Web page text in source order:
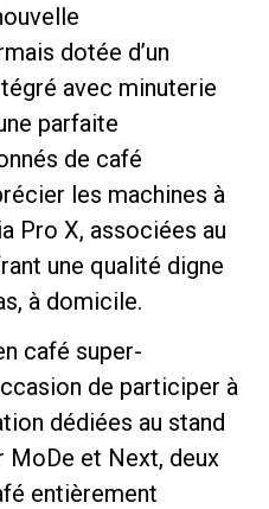
dotée d’un
avec minuterie
parfaite
de café
les machines à
Pro X, associées au
une qualité digne
à domicile.
café super-
de participer à
dédiées au stand
MoDe et Next, deux
entièrement